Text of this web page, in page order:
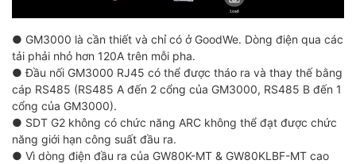
● GM3000 là cần thiết và chỉ có ở GoodWe. Dòng điện qua các
tải phải nhỏ hơn 120A trên mỗi pha.
● Đầu nối GM3000 RJ45 có thể được tháo ra và thay thế bằng
cáp RS485 (RS485 A đến 2 cổng của GM3000, RS485 B đến 1
cổng của GM3000).
● SDT G2 không có chức năng ARC không thể đạt được chức
năng giới hạn công suất đầu ra.
● Vì dòng điện đầu ra của GW80K-MT & GW80KLBF-MT cao